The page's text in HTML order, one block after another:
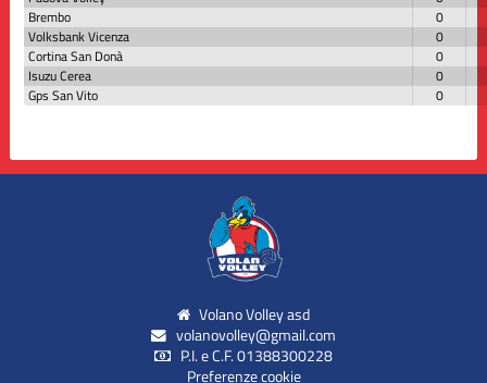
Brembo
0
Volksbank Vicenza
0
Cortina San Donà
0
Isuzu Cerea
0
Gps San Vito
0
Volano Volley asd
volanovolley@gmail.com
P.I. e C.F. 01388300228
Preferenze cookie